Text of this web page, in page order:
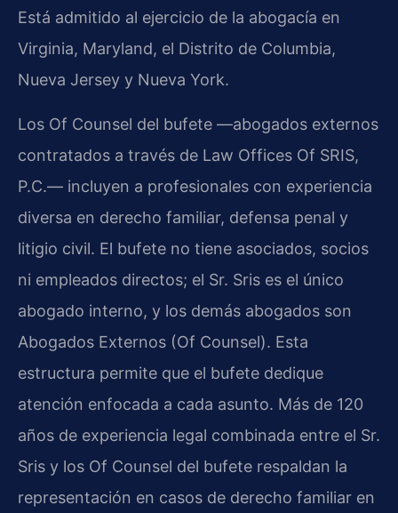
Está admitido al ejercicio de la abogacía en
Virginia, Maryland, el Distrito de Columbia,
Nueva Jersey y Nueva York.
Los Of Counsel del bufete —abogados externos
contratados a través de Law Offices Of SRIS,
P.C.— incluyen a profesionales con experiencia
diversa en derecho familiar, defensa penal y
litigio civil. El bufete no tiene asociados, socios
ni empleados directos; el Sr. Sris es el único
abogado interno, y los demás abogados son
Abogados Externos (Of Counsel). Esta
estructura permite que el bufete dedique
atención enfocada a cada asunto. Más de 120
años de experiencia legal combinada entre el Sr.
Sris y los Of Counsel del bufete respaldan la
representación en casos de derecho familiar en